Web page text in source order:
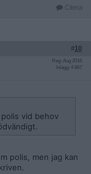
Citera
#10
Reg: Aug 2016
Inlägg: 4 867
polis vid behov
polis, men jag kan